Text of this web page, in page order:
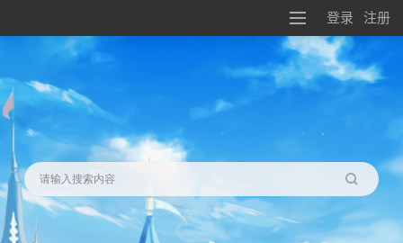
登录 注册